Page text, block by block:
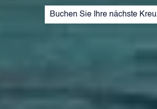
Buchen Sie Ihre nächste